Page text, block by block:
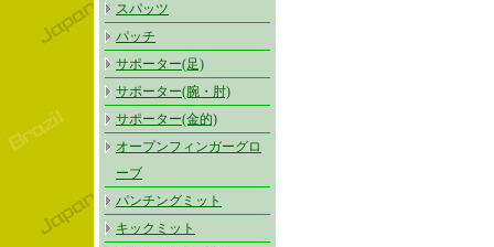
スパッツ
パッチ
サポーター(足)
サポーター(腕・肘)
サポーター(金的)
オープンフィンガーグロ
ーブ
パンチングミット
キックミット